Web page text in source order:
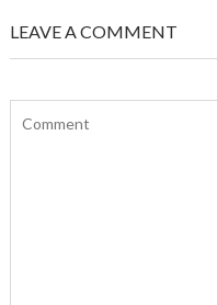
LEAVE A COMMENT